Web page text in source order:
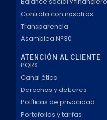
Contrata con nosotros
Transparencia
Asamblea N°30
ATENCIÓN AL CLIENTE
PQRS
Canal ético
Derechos y deberes
Políticas de privacidad
Portafolios y tarifas